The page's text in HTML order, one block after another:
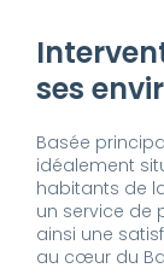
ses
Basée
idéalement
habitants de
un service de
ainsi une
au cœur du